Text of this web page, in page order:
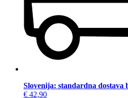
Slovenija: standardna dostava
€ 42,90